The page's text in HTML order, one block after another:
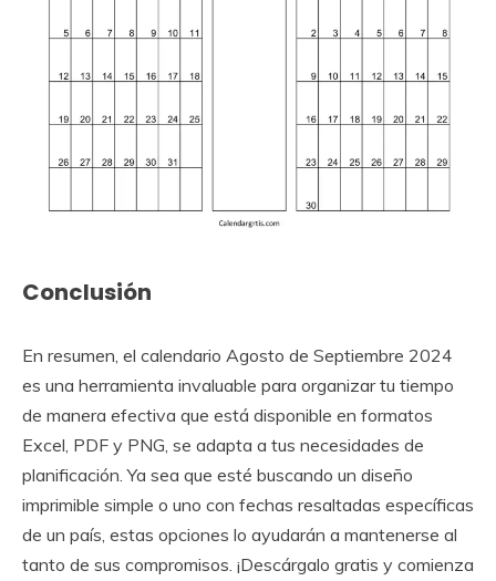
Conclusión
En resumen, el calendario Agosto de Septiembre 2024
es una herramienta invaluable para organizar tu tiempo
de manera efectiva que está disponible en formatos
Excel, PDF y PNG, se adapta a tus necesidades de
planificación. Ya sea que esté buscando un diseño
imprimible simple o uno con fechas resaltadas específicas
de un país, estas opciones lo ayudarán a mantenerse al
tanto de sus compromisos. ¡Descárgalo gratis y comienza